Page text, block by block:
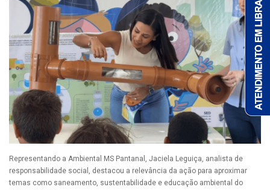
Representando a Ambiental MS Pantanal, Jaciela Leguiça, analista de
responsabilidade social, destacou a relevância da ação para aproximar
temas como saneamento, sustentabilidade e educação ambiental do